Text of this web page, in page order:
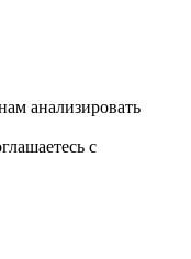
анализировать
с